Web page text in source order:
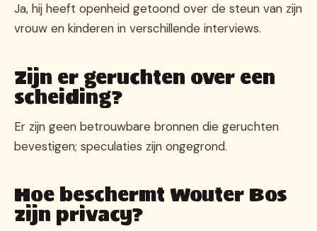
Ja, hij heeft openheid getoond over de steun van zijn
vrouw en kinderen in verschillende interviews.
Zijn er geruchten over een
scheiding?
Er zijn geen betrouwbare bronnen die geruchten
bevestigen; speculaties zijn ongegrond.
Hoe beschermt Wouter Bos
zijn privacy?